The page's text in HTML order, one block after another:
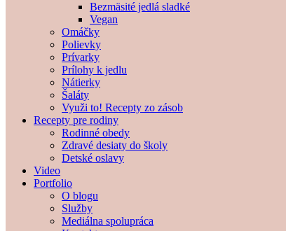
Bezmäsité jedlá sladké
Vegan
Omáčky
Polievky
Prívarky
Prílohy k jedlu
Nátierky
Šaláty
Využi to! Recepty zo zásob
Recepty pre rodiny
Rodinné obedy
Zdravé desiaty do školy
Detské oslavy
Video
Portfolio
O blogu
Služby
Mediálna spolupráca